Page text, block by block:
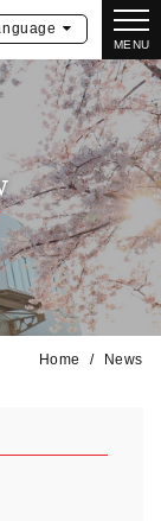
MENU
Home News